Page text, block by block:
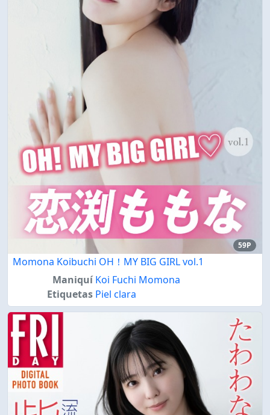
59P
Momona Koibuchi OH！MY BIG GIRL vol.1
Maniquí Koi Fuchi Momona
Etiquetas Piel clara